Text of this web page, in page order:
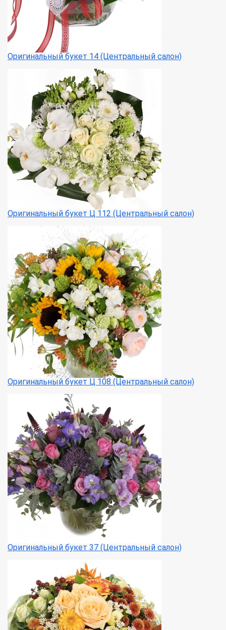
Оригинальный букет 14 (Центральный салон)
Оригинальный букет Ц 112 (Центральный салон)
Оригинальный букет Ц 108 (Центральный салон)
Оригинальный букет 37 (Центральный салон)